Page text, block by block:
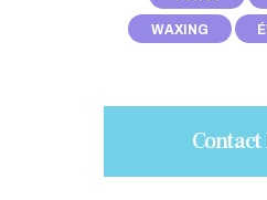
WAXING